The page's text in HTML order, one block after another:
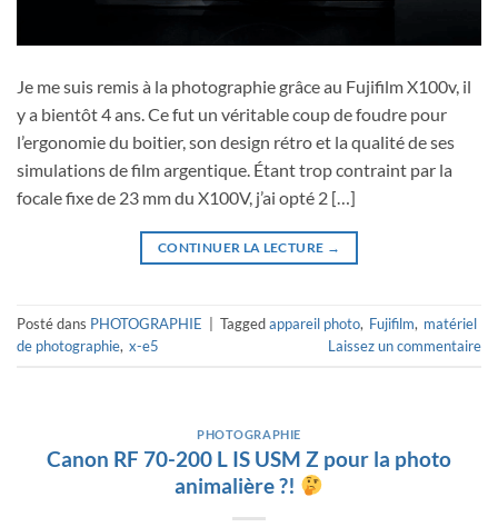
Je me suis remis à la photographie grâce au Fujifilm X100v, il
y a bientôt 4 ans. Ce fut un véritable coup de foudre pour
l’ergonomie du boitier, son design rétro et la qualité de ses
simulations de film argentique. Étant trop contraint par la
focale fixe de 23 mm du X100V, j’ai opté 2 […]
CONTINUER LA LECTURE →
Posté dans PHOTOGRAPHIE Taggedappareil photo, Fujifilm, matériel
de photographie, x-e5 Laissez un commentaire
PHOTOGRAPHIE
Canon RF 70-200 L IS USM Z pour la photo
animalière ?!